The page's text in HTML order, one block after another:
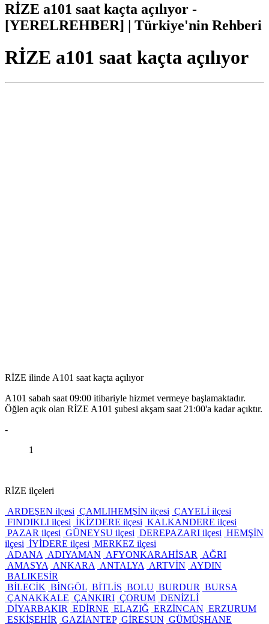
RİZE a101 saat kaçta açılıyor -
[YERELREHBER] | Türkiye'nin Rehberi
RİZE a101 saat kaçta açılıyor
RİZE ilinde A101 saat kaçta açılıyor
A101 sabah saat 09:00 itibariyle hizmet vermeye başlamaktadır.
Öğlen açık olan RİZE A101 şubesi akşam saat 21:00'a kadar açıktır.
-
1
RİZE ilçeleri
ARDEŞEN ilçesi ÇAMLIHEMŞİN ilçesi ÇAYELİ ilçesi
FINDIKLI ilçesi İKİZDERE ilçesi KALKANDERE ilçesi
PAZAR ilçesi GÜNEYSU ilçesi DEREPAZARI ilçesi HEMŞİN
ilçesi İYİDERE ilçesi MERKEZ ilçesi
ADANA ADIYAMAN AFYONKARAHİSAR
AĞRI
AMASYA ANKARA ANTALYA ARTVİN AYDIN
BALIKESİR
BİLECİK BİNGÖL BİTLİS BOLU BURDUR BURSA
ÇANAKKALE ÇANKIRI ÇORUM DENİZLİ
DİYARBAKIR EDİRNE ELAZIĞ ERZİNCAN ERZURUM
ESKİŞEHİR GAZİANTEP GİRESUN GÜMÜŞHANE